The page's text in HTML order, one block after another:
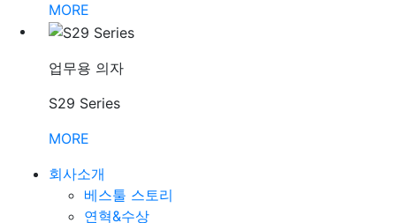
MORE
업무용 의자
S29 Series
MORE
회사소개
베스툴 스토리
연혁&수상